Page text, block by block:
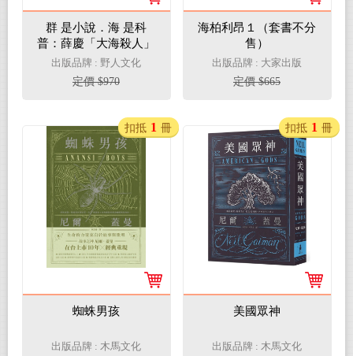
群 是小說．海 是科
普：薛慶「大海殺人」
經典科幻大作(藍眼睛黑
白套書)
出版品牌 : 野人文化
定價 $970
海柏利昂１（套書不分
售）
出版品牌 : 大家出版
定價 $665
蜘蛛男孩
出版品牌 : 木馬文化
扣抵 1 冊
美國眾神
出版品牌 : 木馬文化
扣抵 1 冊